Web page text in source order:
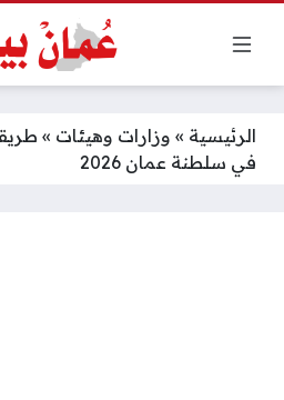
الرئيسية » وزارات وهيئات »
في سلطنة عمان 2026